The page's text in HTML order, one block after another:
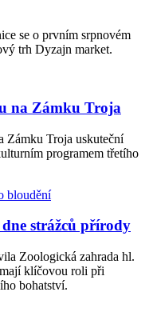
se o prvním srpnovém
trh Dyzajn market.
na Zámku Troja
Zámku Troja uskuteční
programem třetího
strážců přírody
Zoologická zahrada hl.
klíčovou roli při
bohatství.